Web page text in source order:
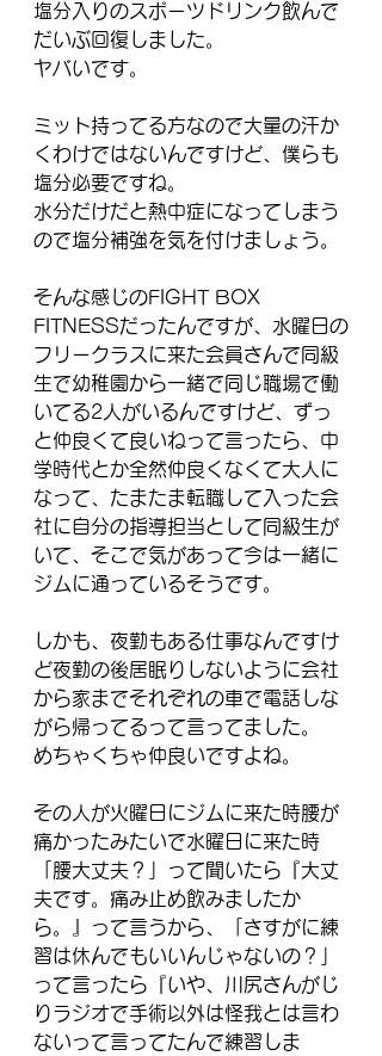
塩分入りのスポーツドリンク飲んで
だいぶ回復しました。
ヤバいです。
ミット持ってる方なので大量の汗か
くわけではないんですけど、僕らも
塩分必要ですね。
水分だけだと熱中症になってしまう
ので塩分補強を気を付けましょう。
そんな感じのFIGHT BOX
FITNESSだったんですが、水曜日の
フリークラスに来た会員さんで同級
生で幼稚園から一緒で同じ職場で働
いてる2人がいるんですけど、ずっ
と仲良くて良いねって言ったら、中
学時代とか全然仲良くなくて大人に
なって、たまたま転職して入った会
社に自分の指導担当として同級生が
いて、そこで気があって今は一緒に
ジムに通っているそうです。
しかも、夜勤もある仕事なんですけ
ど夜勤の後居眠りしないように会社
から家までそれぞれの車で電話しな
がら帰ってるって言ってました。
めちゃくちゃ仲良いですよね。
その人が火曜日にジムに来た時腰が
痛かったみたいで水曜日に来た時
「腰大丈夫？」って聞いたら『大丈
夫です。痛み止め飲みましたか
ら。』って言うから、「さすがに練
習は休んでもいいんじゃないの？」
って言ったら『いや、川尻さんがじ
りラジオで手術以外は怪我とは言わ
ないって言ってたんで練習しま